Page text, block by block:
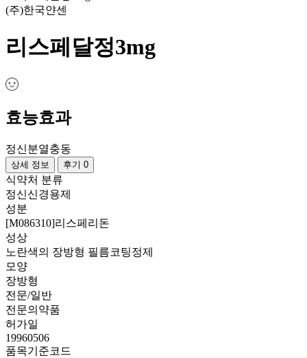
(주)한국얀센
리스페달정3mg
효능효과
정신분열충동
상세 정보 후기 0
식약처 분류
정신신경용제
성분
[M086310]리스페리돈
성상
노란색의 장방형 필름코팅정제
모양
장방형
전문/일반
전문의약품
허가일
19960506
품목기준코드